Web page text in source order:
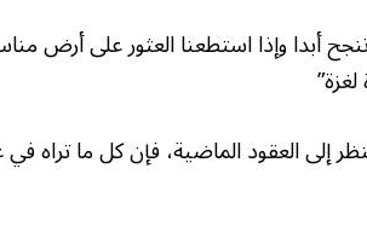
أبدا وإذا استطعنا العثور على أرض
إلى العقود الماضية، فإن كل ما تراه